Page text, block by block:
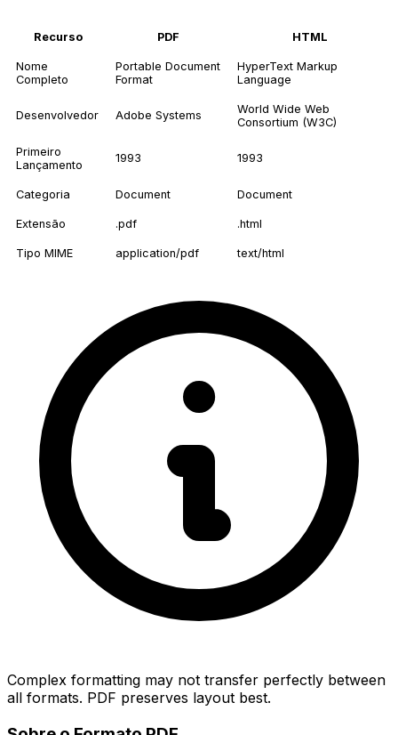
Recurso PDF HTML
Nome
Completo
Portable Document
Format
HyperText Markup
Language
Desenvolvedor Adobe Systems
World Wide Web
Consortium (W3C)
Primeiro
Lançamento
1993 1993
Categoria Document Document
Extensão .pdf .html
Tipo MIME application/pdf text/html
Complex formatting may not transfer perfectly between
all formats. PDF preserves layout best.